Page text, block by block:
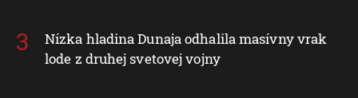
Nízka hladina Dunaja odhalila masívny vrak
lode z druhej svetovej vojny